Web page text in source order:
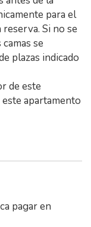
para el
Si no se
se
plazas indicado
de este
apartamento
pagar en